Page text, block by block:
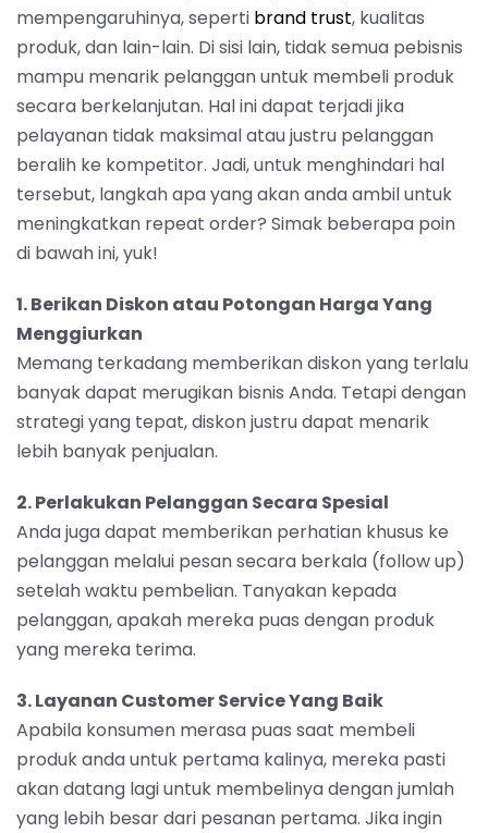
mempengaruhinya, seperti brand trust, kualitas
produk, dan lain-lain. Di sisi lain, tidak semua pebisnis
mampu menarik pelanggan untuk membeli produk
secara berkelanjutan. Hal ini dapat terjadi jika
pelayanan tidak maksimal atau justru pelanggan
beralih ke kompetitor. Jadi, untuk menghindari hal
tersebut, langkah apa yang akan anda ambil untuk
meningkatkan repeat order? Simak beberapa poin
di bawah ini, yuk!
1. Berikan Diskon atau Potongan Harga Yang
Menggiurkan
Memang terkadang memberikan diskon yang terlalu
banyak dapat merugikan bisnis Anda. Tetapi dengan
strategi yang tepat, diskon justru dapat menarik
lebih banyak penjualan.
2. Perlakukan Pelanggan Secara Spesial
Anda juga dapat memberikan perhatian khusus ke
pelanggan melalui pesan secara berkala (follow up)
setelah waktu pembelian. Tanyakan kepada
pelanggan, apakah mereka puas dengan produk
yang mereka terima.
3. Layanan Customer Service Yang Baik
Apabila konsumen merasa puas saat membeli
produk anda untuk pertama kalinya, mereka pasti
akan datang lagi untuk membelinya dengan jumlah
yang lebih besar dari pesanan pertama. Jika ingin